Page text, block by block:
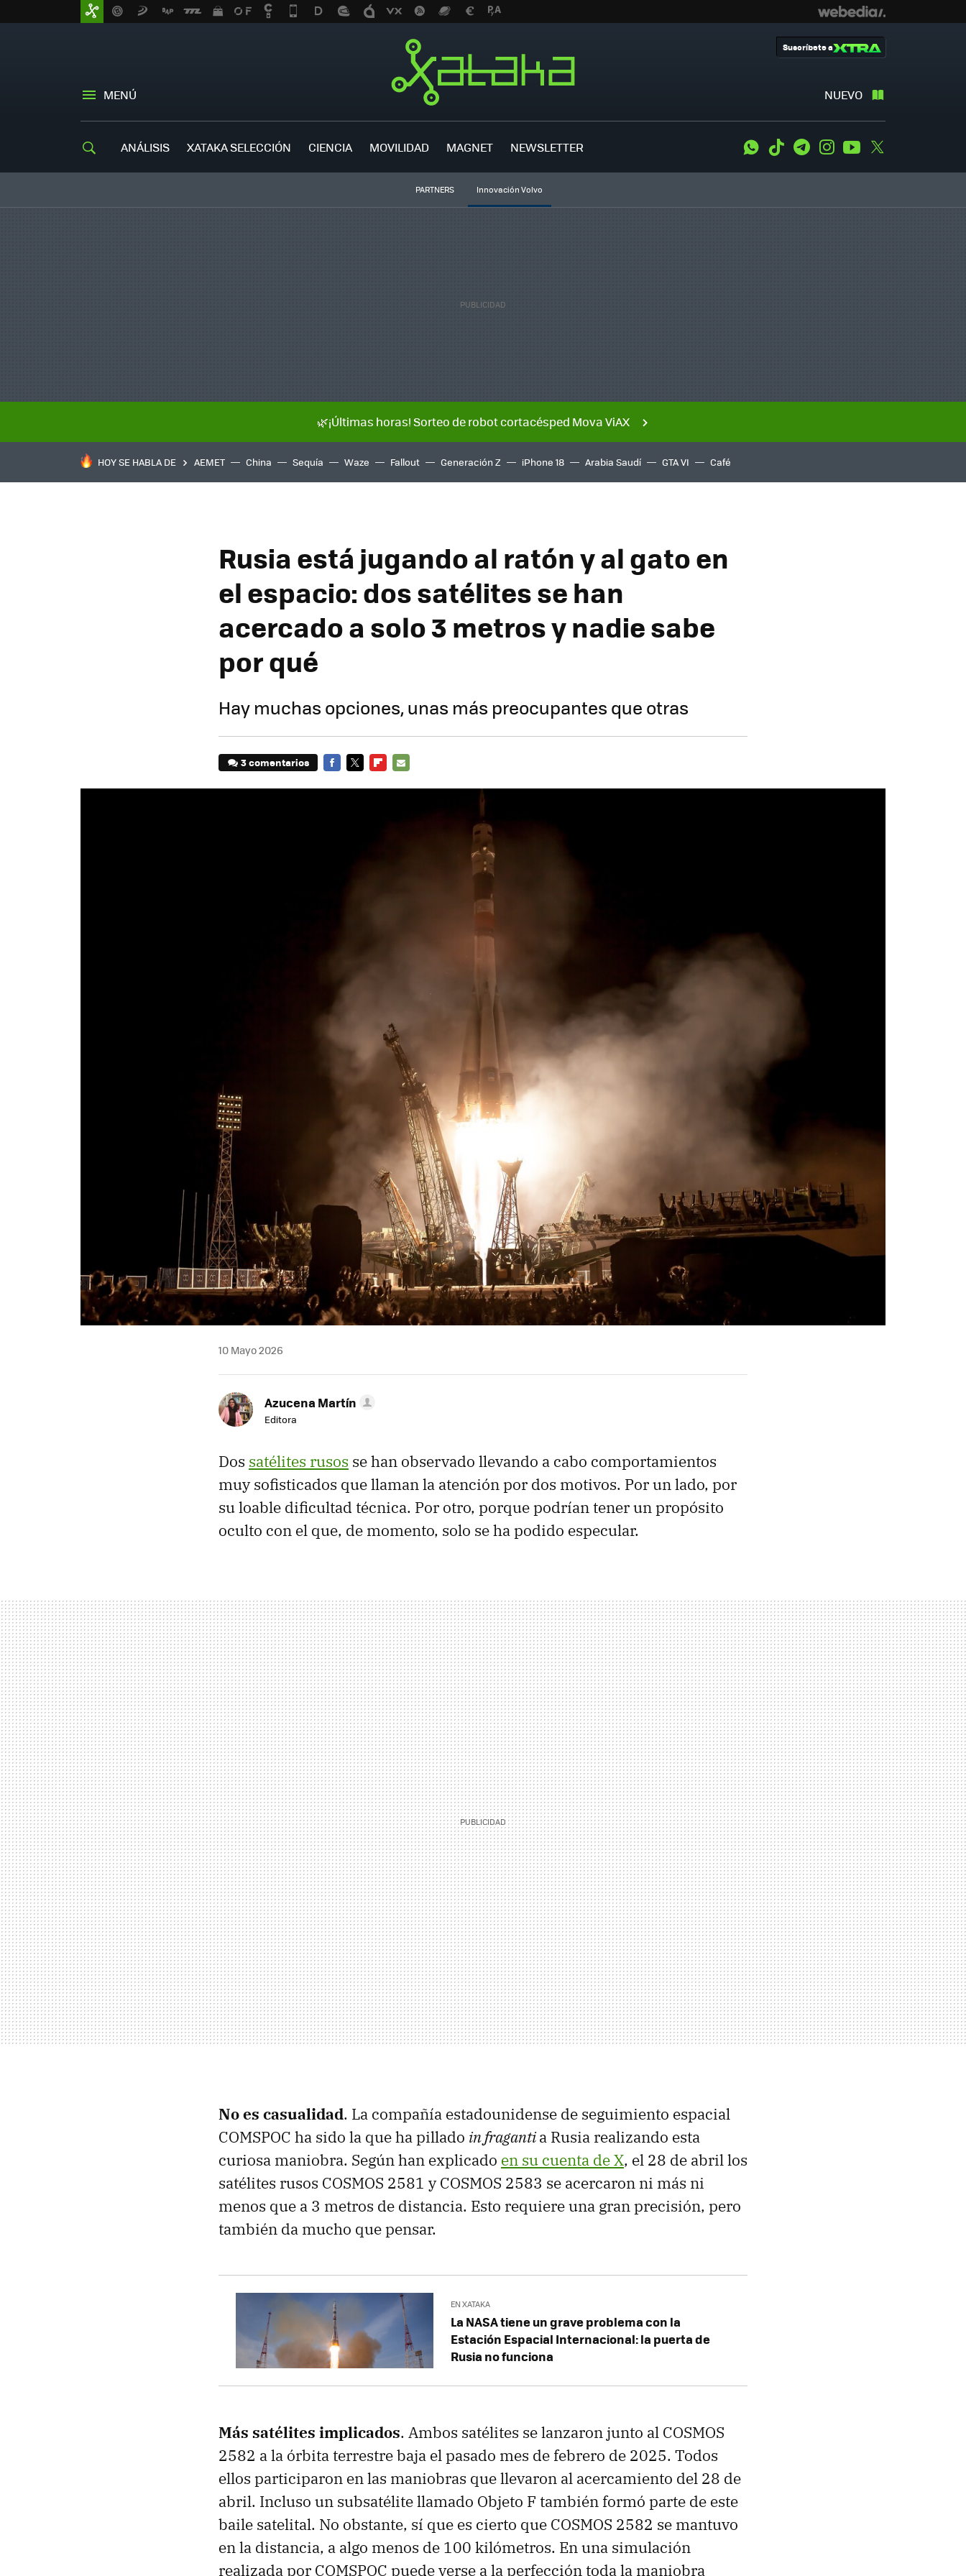
MENÚ NUEVO
Suscríbete a
ANÁLISIS XATAKA SELECCIÓN CIENCIA MOVILIDAD MAGNET NEWSLETTER WhatsApp
Tiktok TelegramInstagramYoutube
PARTNERS Innovación Volvo
🌿¡Últimas horas! Sorteo de robot cortacésped Mova ViAX
HOY SE HABLA DE AEMET China Sequía Waze Fallout Generación Z iPhone 18 Arabia Saudí GTA VI Café
Rusia está jugando al ratón y al gato en
el espacio: dos satélites se han
acercado a solo 3 metros y nadie sabe
por qué
Hay muchas opciones, unas más preocupantes que otras
3 comentarios
10 Mayo 2026
Azucena Martín
Editora
Dos satélites rusos se han observado llevando a cabo comportamientos
muy sofisticados que llaman la atención por dos motivos. Por un lado, por
su loable dificultad técnica. Por otro, porque podrían tener un propósito
oculto con el que, de momento, solo se ha podido especular.
No es casualidad. La compañía estadounidense de seguimiento espacial
COMSPOC ha sido la que ha pillado in fragantia Rusia realizando esta
curiosa maniobra. Según han explicado en su cuenta de X, el 28 de abril los
satélites rusos COSMOS 2581 y COSMOS 2583 se acercaron ni más ni
menos que a 3 metros de distancia. Esto requiere una gran precisión, pero
también da mucho que pensar.
EN XATAKA
La NASA tiene un grave problema con la
Estación Espacial Internacional: la puerta de
Rusia no funciona
Más satélites implicados. Ambos satélites se lanzaron junto al COSMOS
2582 a la órbita terrestre baja el pasado mes de febrero de 2025. Todos
ellos participaron en las maniobras que llevaron al acercamiento del 28 de
abril. Incluso un subsatélite llamado Objeto F también formó parte de este
baile satelital. No obstante, sí que es cierto que COSMOS 2582 se mantuvo
en la distancia, a algo menos de 100 kilómetros. En una simulación
realizada por COMSPOC puede verse a la perfección toda la maniobra